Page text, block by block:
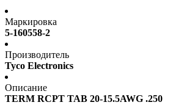
Маркировка
5-160558-2
Производитель
Tyco Electronics
Описание
TERM RCPT TAB 20-15.5AWG .250